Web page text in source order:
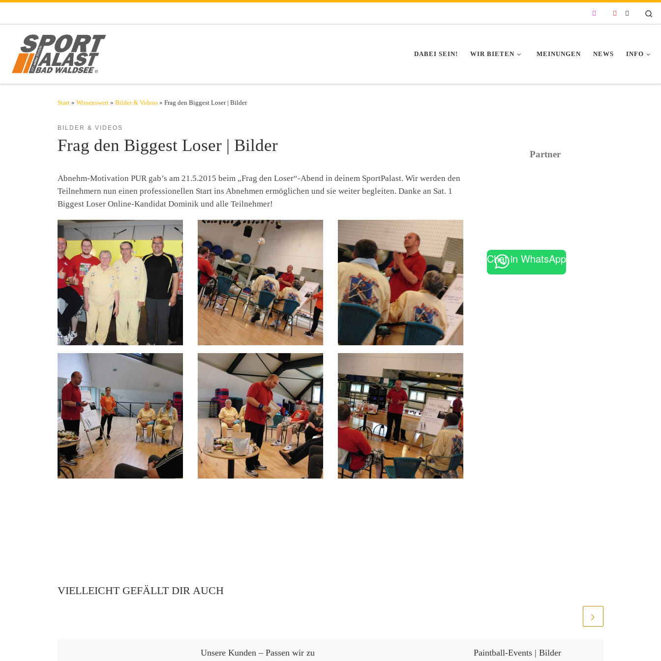
DABEI SEIN! WIR BIETEN MEINUNGEN NEWS INFO
Start » Wissenswert » Bilder & Videos » Frag den Biggest Loser | Bilder
BILDER & VIDEOS
Frag den Biggest Loser | Bilder
Abnehm-Motivation PUR gab’s am 21.5.2015 beim „Frag den Loser“-Abend in deinem SportPalast. Wir werden den
Teilnehmern nun einen professionellen Start ins Abnehmen ermöglichen und sie weiter begleiten. Danke an Sat. 1
Biggest Loser Online-Kandidat Dominik und alle Teilnehmer!
VIELLEICHT GEFÄLLT DIR AUCH
Unsere Kunden – Passen wir zu
Paintball-Events | Bilder
Partner
Chat in WhatsApp